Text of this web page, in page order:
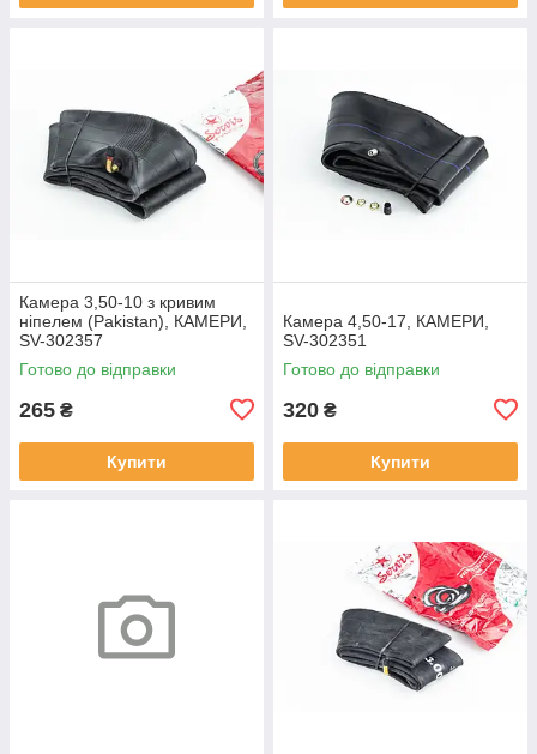
Камера 3,50-10 з кривим
ніпелем (Pakistan), КАМЕРИ,
SV-302357
Готово до відправки
265 ₴
Купити
Камера 4,50-17, КАМЕРИ,
SV-302351
Готово до відправки
320 ₴
Купити